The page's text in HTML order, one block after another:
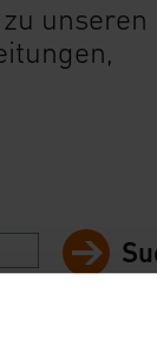
unseren